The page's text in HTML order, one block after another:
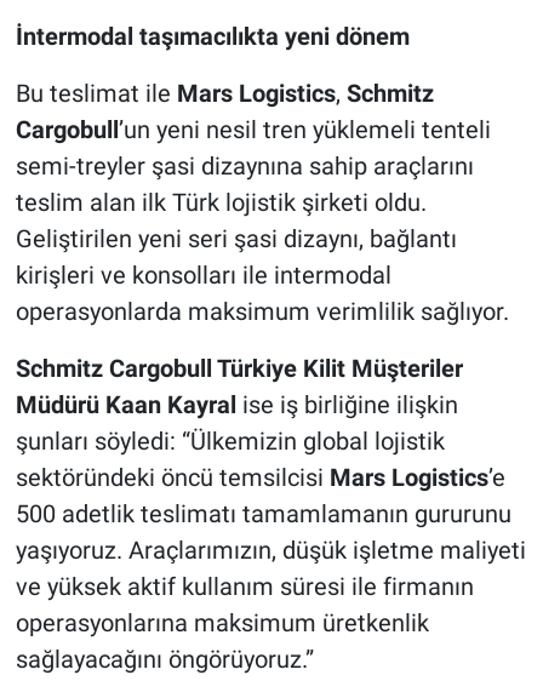
İntermodal taşımacılıkta yeni dönem
Bu teslimat ile Mars Logistics, Schmitz
Cargobull’un yeni nesil tren yüklemeli tenteli
semi-treyler şasi dizaynına sahip araçlarını
teslim alan ilk Türk lojistik şirketi oldu.
Geliştirilen yeni seri şasi dizaynı, bağlantı
kirişleri ve konsolları ile intermodal
operasyonlarda maksimum verimlilik sağlıyor.
Schmitz Cargobull Türkiye Kilit Müşteriler
Müdürü Kaan Kayral ise iş birliğine ilişkin
şunları söyledi: “Ülkemizin global lojistik
sektöründeki öncü temsilcisi Mars Logistics’e
500 adetlik teslimatı tamamlamanın gururunu
yaşıyoruz. Araçlarımızın, düşük işletme maliyeti
ve yüksek aktif kullanım süresi ile firmanın
operasyonlarına maksimum üretkenlik
sağlayacağını öngörüyoruz.”